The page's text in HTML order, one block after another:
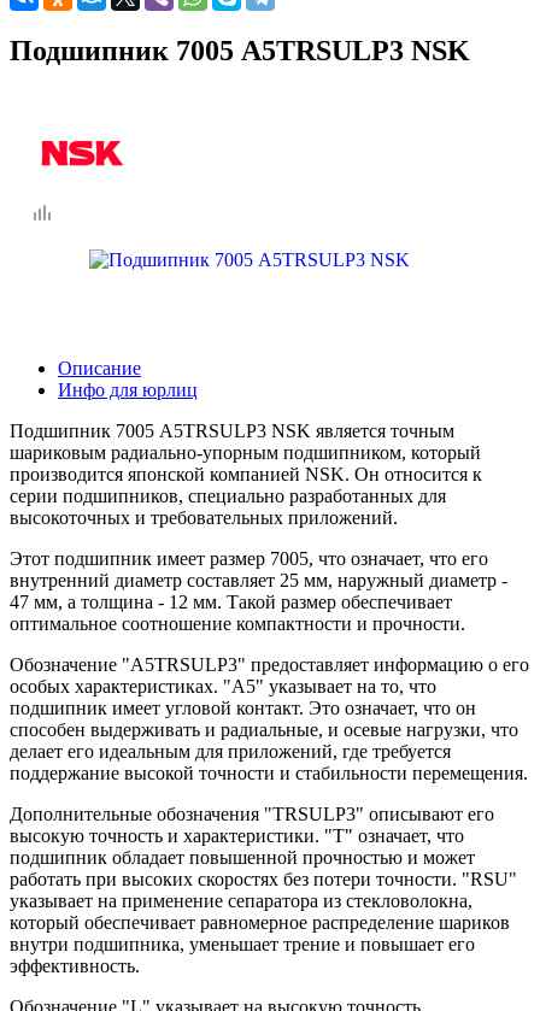
Подшипник 7005 A5TRSULP3 NSK
Описание
Инфо для юрлиц
Подшипник 7005 A5TRSULP3 NSK является точным
шариковым радиально-упорным подшипником, который
производится японской компанией NSK. Он относится к
серии подшипников, специально разработанных для
высокоточных и требовательных приложений.
Этот подшипник имеет размер 7005, что означает, что его
внутренний диаметр составляет 25 мм, наружный диаметр -
47 мм, а толщина - 12 мм. Такой размер обеспечивает
оптимальное соотношение компактности и прочности.
Обозначение "A5TRSULP3" предоставляет информацию о его
особых характеристиках. "A5" указывает на то, что
подшипник имеет угловой контакт. Это означает, что он
способен выдерживать и радиальные, и осевые нагрузки, что
делает его идеальным для приложений, где требуется
поддержание высокой точности и стабильности перемещения.
Дополнительные обозначения "TRSULP3" описывают его
высокую точность и характеристики. "T" означает, что
подшипник обладает повышенной прочностью и может
работать при высоких скоростях без потери точности. "RSU"
указывает на применение сепаратора из стекловолокна,
который обеспечивает равномерное распределение шариков
внутри подшипника, уменьшает трение и повышает его
эффективность.
Обозначение "L" указывает на высокую точность